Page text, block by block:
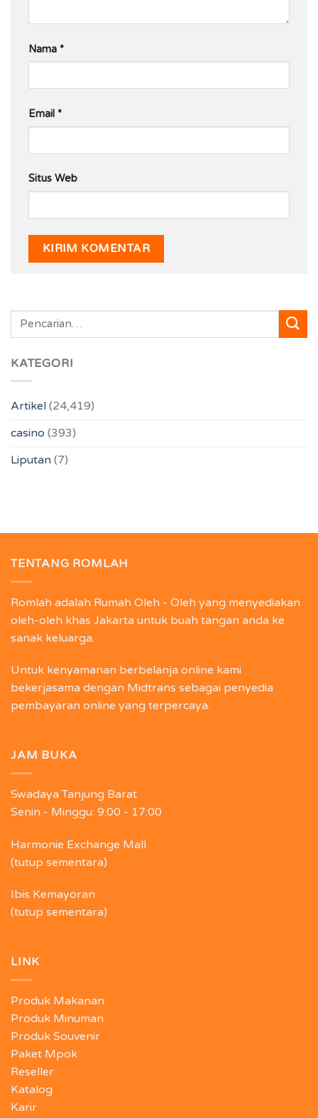
Nama *
Email *
Situs Web
KATEGORI
Artikel (24,419)
casino (393)
Liputan (7)
TENTANG ROMLAH
Romlah adalah Rumah Oleh - Oleh yang menyediakan
oleh-oleh khas Jakarta untuk buah tangan anda ke
sanak keluarga.
Untuk kenyamanan berbelanja online kami
bekerjasama dengan Midtrans sebagai penyedia
pembayaran online yang terpercaya.
JAM BUKA
Swadaya Tanjung Barat
Senin - Minggu: 9:00 - 17:00
Harmonie Exchange Mall
(tutup sementara)
Ibis Kemayoran
(tutup sementara)
LINK
Produk Makanan
Produk Minuman
Produk Souvenir
Paket Mpok
Reseller
Katalog
Karir